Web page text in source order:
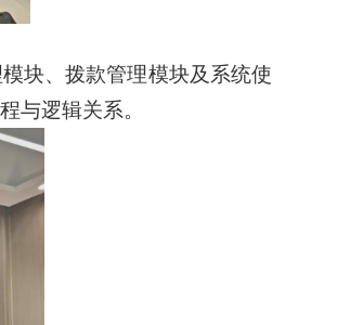
块、拨款管理模块及系统使
与逻辑关系。